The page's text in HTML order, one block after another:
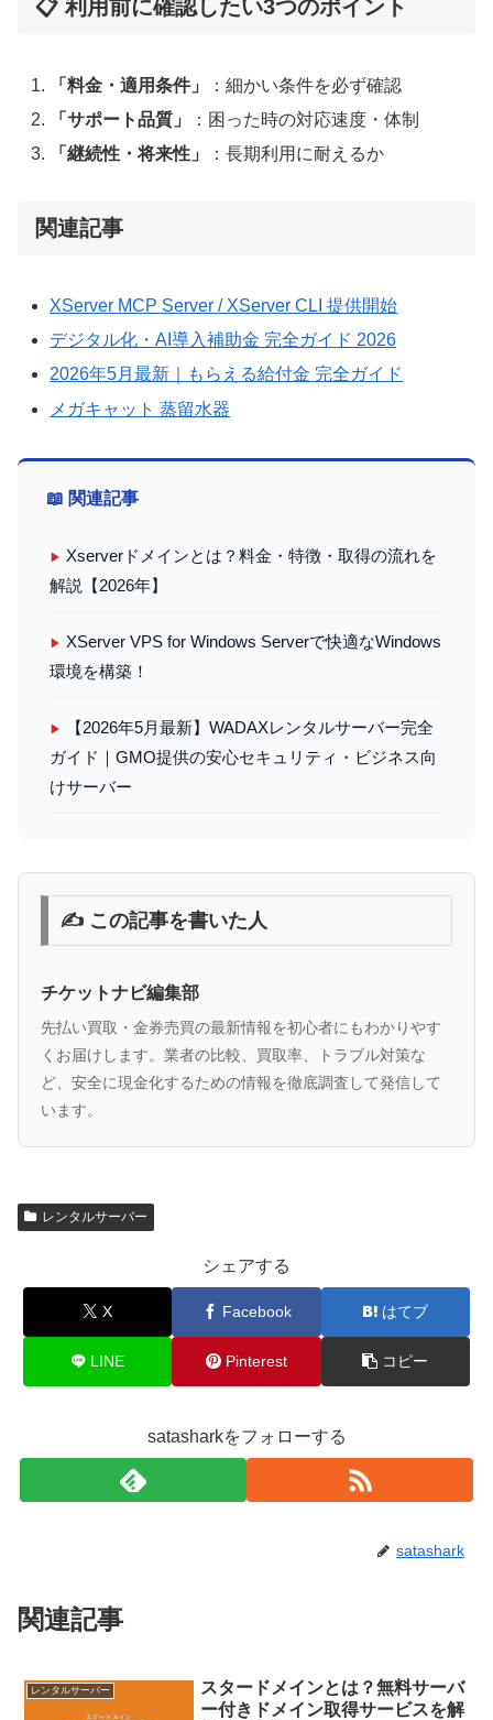
📋 利用前に確認したい3つのポイント
「料金・適用条件」
：細かい条件を必ず確認
「サポート品質」
：困った時の対応速度・体制
「継続性・将来性」
：長期利用に耐えるか
関連記事
XServer MCP Server / XServer CLI 提供開始
デジタル化・AI導入補助金 完全ガイド 2026
2026年5月最新｜もらえる給付金 完全ガイド
メガキャット 蒸留水器
📖 関連記事
▶ Xserverドメインとは？料金・特徴・取得の流れを
解説【2026年】
▶ XServer VPS for Windows Serverで快適なWindows
環境を構築！
▶
【2026年5月最新】WADAXレンタルサーバー完全
ガイド｜GMO提供の安心セキュリティ・ビジネス向
けサーバー
✍️ この記事を書いた人
チケットナビ編集部
先払い買取・金券売買の最新情報を初心者にもわかりやす
くお届けします。業者の比較、買取率、トラブル対策な
ど、安全に現金化するための情報を徹底調査して発信して
います。
レンタルサーバー
シェアする
X Facebook はてブ
LINE Pinterest コピー
satasharkをフォローする
satashark
関連記事
レンタルサーバー
スタードメインとは？無料サーバ
ー付きドメイン取得サービスを解